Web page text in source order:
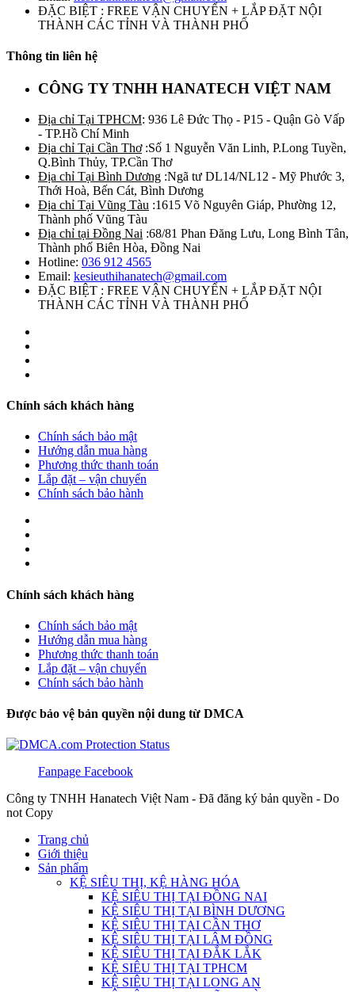
ĐẶC BIỆT : FREE VẬN CHUYỂN + LẮP ĐẶT NỘI
THÀNH CÁC TỈNH VÀ THÀNH PHỐ
Thông tin liên hệ
CÔNG TY TNHH HANATECH VIỆT NAM
Địa chỉ Tại TPHCM: 936 Lê Đức Thọ - P15 - Quận Gò Vấp
- TP.Hồ Chí Minh
Địa chỉ Tại Cần Thơ:Số 1 Nguyễn Văn Linh, P.Long Tuyền,
Q.Bình Thủy, TP.Cần Thơ
Địa chỉ Tại Bình Dương :Ngã tư DL14/NL12 - Mỹ Phước 3,
Thới Hoà, Bến Cát, Bình Dương
Địa chỉ Tại Vũng Tàu :1615 Võ Nguyên Giáp, Phường 12,
Thành phố Vũng Tàu
Địa chỉ tại Đồng Nai :68/81 Phan Đăng Lưu, Long Bình Tân,
Thành phố Biên Hòa, Đồng Nai
Hotline: 036 912 4565
Email: kesieuthihanatech@gmail.com
ĐẶC BIỆT : FREE VẬN CHUYỂN + LẮP ĐẶT NỘI
THÀNH CÁC TỈNH VÀ THÀNH PHỐ
Chính sách khách hàng
Chính sách bảo mật
Hướng dẫn mua hàng
Phương thức thanh toán
Lắp đặt – vận chuyển
Chính sách bảo hành
Chính sách khách hàng
Chính sách bảo mật
Hướng dẫn mua hàng
Phương thức thanh toán
Lắp đặt – vận chuyển
Chính sách bảo hành
Được bảo vệ bản quyền nội dung từ DMCA
Fanpage Facebook
Công ty TNHH Hanatech Việt Nam - Đã đăng ký bản quyền - Do
not Copy
Trang chủ
Giới thiệu
Sản phẩm
KỆ SIÊU THỊ, KỆ HÀNG HÓA
KỆ SIÊU THỊ TẠI ĐỒNG NAI
KỆ SIÊU THỊ TẠI BÌNH DƯƠNG
KỆ SIÊU THỊ TẠI CẦN THƠ
KỆ SIÊU THỊ TẠI LÂM ĐỒNG
KỆ SIÊU THỊ TẠI ĐẮK LẮK
KỆ SIÊU THỊ TẠI TPHCM
KỆ SIÊU THỊ TẠI LONG AN